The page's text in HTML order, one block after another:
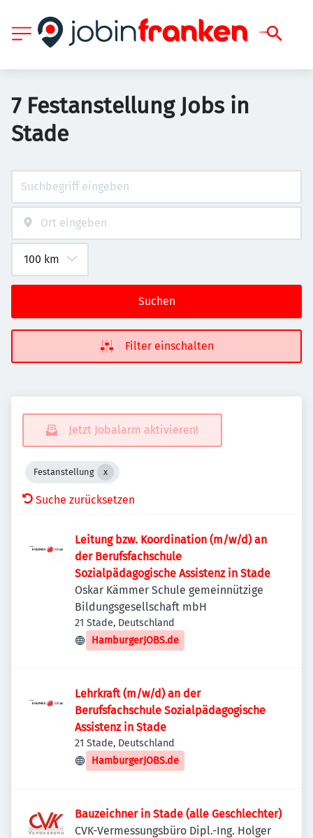
7 Festanstellung Jobs in
Stade
Suchen
Filter einschalten
Jetzt Jobalarm aktivieren!
Festanstellung
Suche zurücksetzen
Leitung bzw. Koordination (m/w/d) an
der Berufsfachschule
Sozialpädagogische Assistenz in Stade
Oskar Kämmer Schule gemeinnützige
Bildungsgesellschaft mbH
21 Stade, Deutschland
HamburgerJOBS.de
Lehrkraft (m/w/d) an der
Berufsfachschule Sozialpädagogische
Assistenz in Stade
21 Stade, Deutschland
HamburgerJOBS.de
Bauzeichner in Stade (alle Geschlechter)
CVK-Vermessungsbüro Dipl.-Ing. Holger